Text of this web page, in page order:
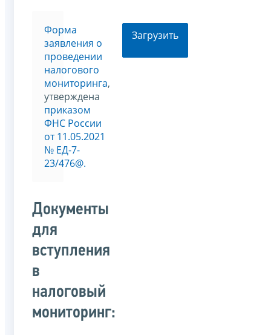
Форма
заявления о
проведении
налогового
мониторинга,
утверждена
приказом
ФНС России
от 11.05.2021
№ EД-7-
23/476@.
Загрузить
Документы
для
вступления
в
налоговый
мониторинг: